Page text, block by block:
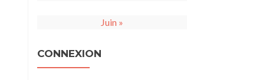
Juin »
CONNEXION